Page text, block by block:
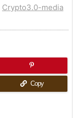
Crypto3.0-media
Copy